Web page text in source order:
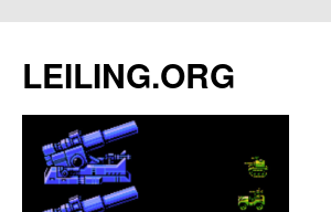
文
LEILING.ORG